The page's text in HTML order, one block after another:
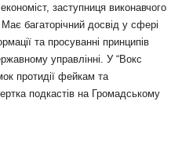
заступниця виконавчого
багаторічний досвід у сфері
та просуванні принципів
управлінні. У “Вокс
протидії фейкам та
подкастів на Громадському